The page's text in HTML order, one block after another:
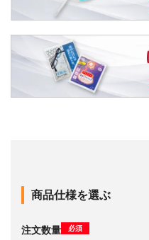
商品仕様を選ぶ
注文数量 必須